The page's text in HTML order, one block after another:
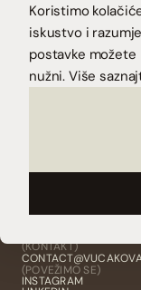
Koristimo
iskustvo i
postavke
nužni. Više
PRVI KORAK SU
JE PRILIKA
(KONTAKT)
(POVEŽIMO SE)
INSTAGRAM